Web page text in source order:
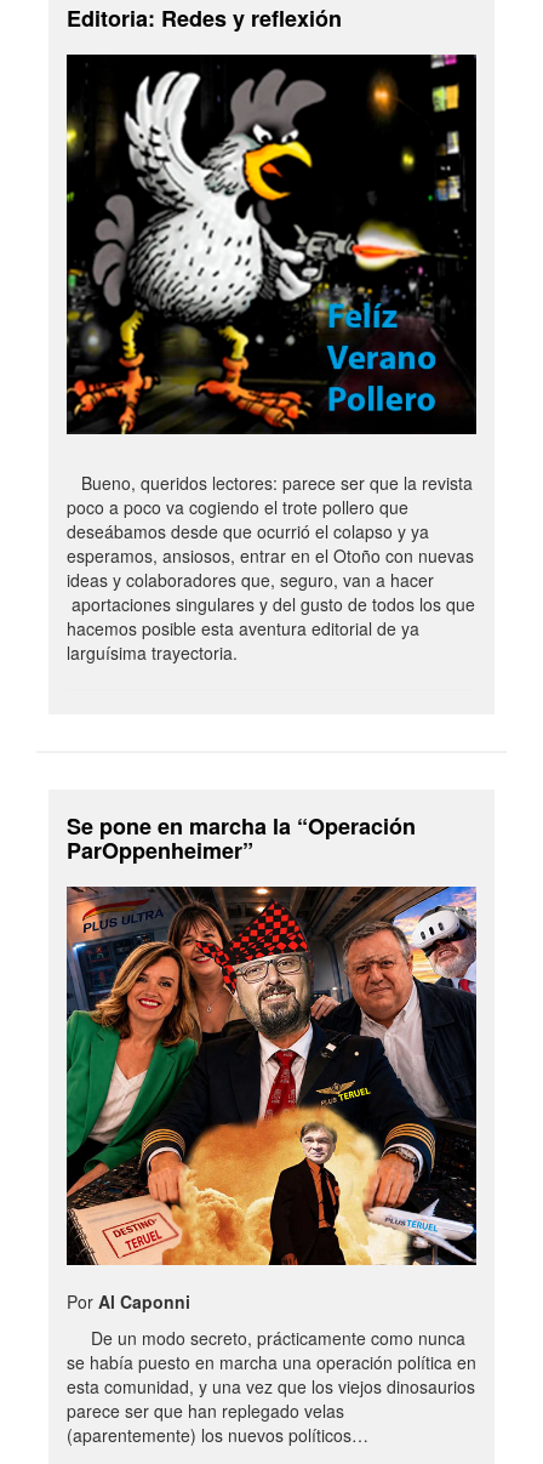
Editoria: Redes y reflexión
Bueno, queridos lectores: parece ser que la revista
poco a poco va cogiendo el trote pollero que
deseábamos desde que ocurrió el colapso y ya
esperamos, ansiosos, entrar en el Otoño con nuevas
ideas y colaboradores que, seguro, van a hacer
aportaciones singulares y del gusto de todos los que
hacemos posible esta aventura editorial de ya
larguísima trayectoria.
Se pone en marcha la “Operación
ParOppenheimer”
Por Al Caponni
De un modo secreto, prácticamente como nunca
se había puesto en marcha una operación política en
esta comunidad, y una vez que los viejos dinosaurios
parece ser que han replegado velas
(aparentemente) los nuevos políticos…